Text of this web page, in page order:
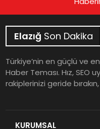
Elazığ Son Dakika
Türkiye’nin en güçlü ve
Haber Teması. Hız, SEO
rakiplerinizi geride
KURUMSAL